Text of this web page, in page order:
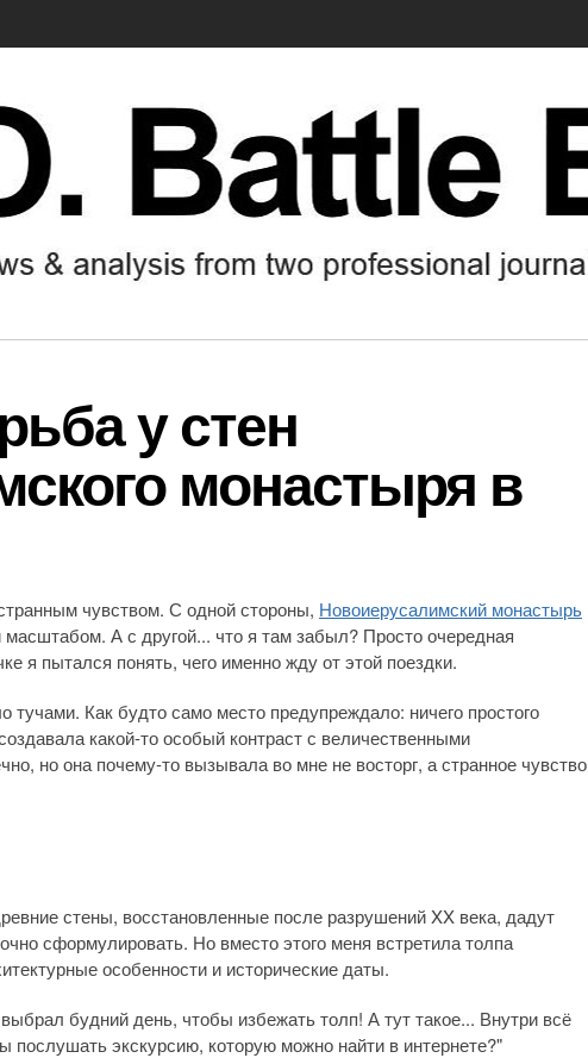
у стен
монастыря в
чувством. С одной стороны, Новоиерусалимский монастырь
А с другой... что я там забыл? Просто очередная
я пытался понять, чего именно жду от этой поездки.
Как будто само место предупреждало: ничего простого
какой-то особый контраст с величественными
но она почему-то вызывала во мне не восторг, а странное чувство
стены, восстановленные после разрушений XX века, дадут
сформулировать. Но вместо этого меня встретила толпа
особенности и исторические даты.
будний день, чтобы избежать толп! А тут такое... Внутри всё
экскурсию, которую можно найти в интернете?"